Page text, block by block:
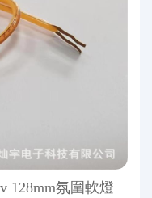
128mm氛圍軟燈